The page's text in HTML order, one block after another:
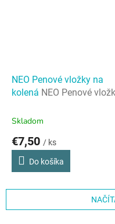
NEO Penové vložky na
kolená NEO Penové
Skladom
€7,50 / ks
Do košíka